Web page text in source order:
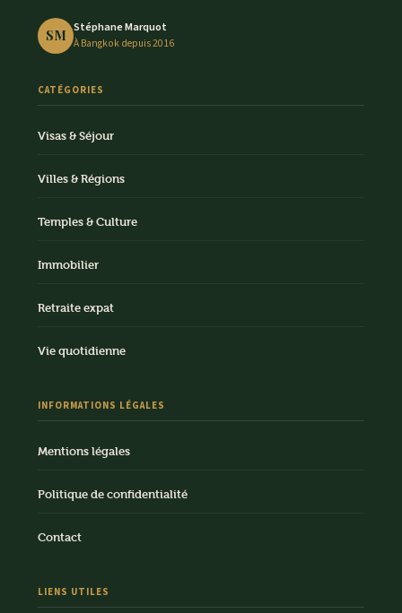
SM Stéphane Marquot
À Bangkok depuis 2016
CATÉGORIES
Visas & Séjour
Villes & Régions
Temples & Culture
Immobilier
Retraite expat
Vie quotidienne
INFORMATIONS LÉGALES
Mentions légales
Politique de confidentialité
Contact
LIENS UTILES